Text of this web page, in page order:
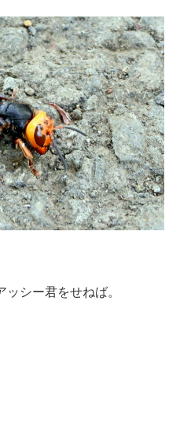
シー君をせねば。